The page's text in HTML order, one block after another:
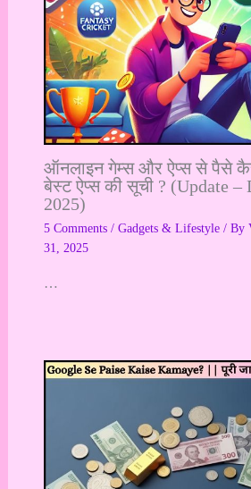
ऑनलाइन गेम्स और ऐप्स से पैसे
बेस्ट ऐप्स की सूची ? (Update –
2025)
5 Comments / Gadgets & Lifestyle/ By
31, 2025
…